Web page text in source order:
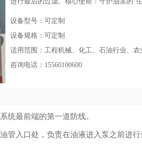
设备型号：可定制
设备规格：可定制
适用范围：工程机械、化工、石油行业、农
咨询电话：15560100600
最前端的第一道防线。
入口处，负责在油液进入泵之前进行